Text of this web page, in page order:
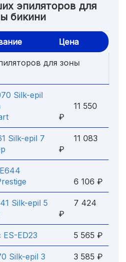
эпиляторов для
бикини
Цена
для зоны
Silk-epil
11 550
₽
Silk-epil 7
11 083
₽
6 106 ₽
Silk-epil 5
7 424
₽
ES-ED23 5 565 ₽
Silk-epil 3 3 585 ₽